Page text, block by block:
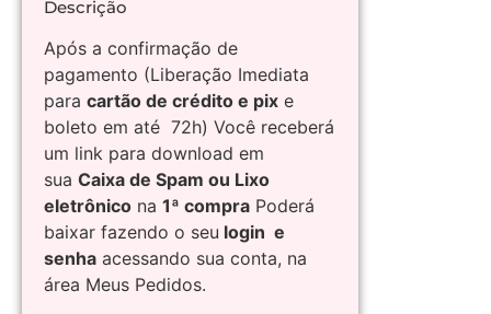
Descrição
Após a confirmação de
pagamento (Liberação Imediata
para cartão de crédito e pix e
boleto em até 72h) Você receberá
um link para download em
sua Caixa de Spam ou Lixo
eletrônico na 1ª compra Poderá
baixar fazendo o seu login e
senha acessando sua conta, na
área Meus Pedidos.